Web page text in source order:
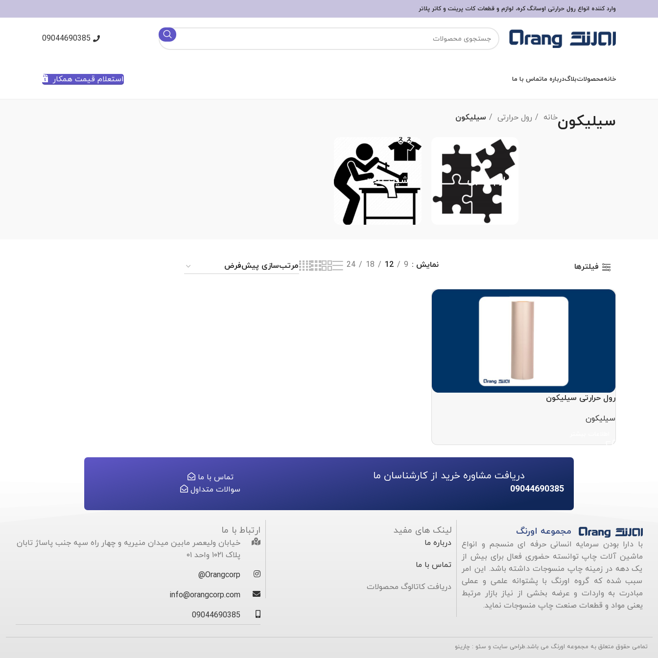
وارد کننده انواع رول حرارتی اوسانگ کره، لوازم و قطعات کات پرینت و کاتر پلاتر
09044690385
خانهمحصولاتبلاگدرباره ماتماس با ما استعلام قیمت همکار
سیلیکونخانه رول حرارتی سیلیکون
لوازم جانبی ماشین آلات
فیلترها نمایش 9
12
18
24
رول حرارتی سیلیکون
سیلیکون
تماس با ما
سوالات متداول
دریافت مشاوره خرید از کارشناسان ما
09044690385
مجموعه اورنگ
با دارا بودن سرمایه انسانی حرفه ای منسجم و انواع
ماشین آلات چاپ توانسته حضوری فعال برای بیش از
یک دهه در زمینه چاپ منسوجات داشته باشد. این امر
سبب شده که گروه اورنگ با پشتوانه علمی و عملی
مبادرت به واردات و عرضه بخشی از نیاز بازار مرتبط
یعنی مواد و قطعات صنعت چاپ منسوجات نماید.
لینک های مفید
درباره ما
تماس با ما
دریافت کاتالوگ محصولات
ارتباط با ما
خیابان ولیعصر مابین میدان منیریه و چهار راه سپه جنب پاساژ تابان
پلاک ۱۰۲۱ واحد
۰۱
Orangcorp@
info@orangcorp.com
09044690385
تمامی حقوق متعلق به مجموعه اورنگ می باشد.طراحی سایت و سئو : چارینو